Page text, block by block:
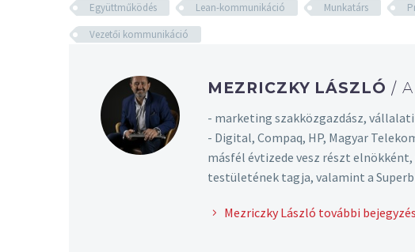
Együttműködés Lean-kommunikáció Munkatárs
Vezetői kommunikáció
MEZRICZKY LÁSZLÓ/ A
- marketing szakközgazdász,
- Digital, Compaq, HP, Magyar
másfél évtizede vesz részt
testületének tagja, valamint a
Mezriczky László további